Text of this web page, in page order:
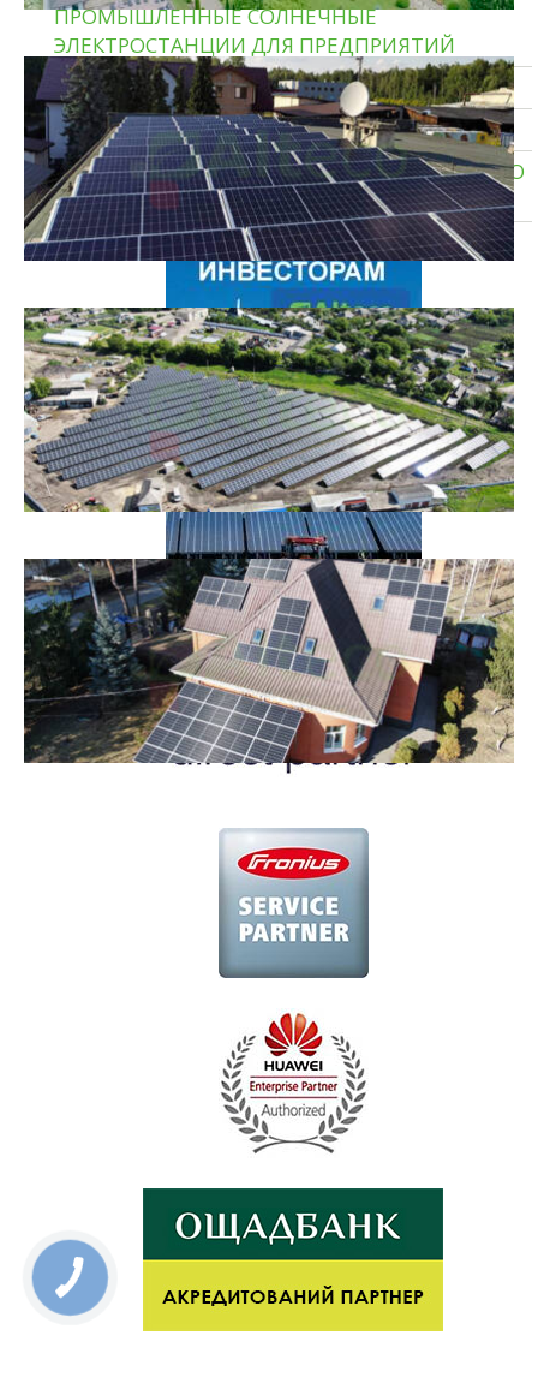
ПРОМЫШЛЕННЫЕ СОЛНЕЧНЫЕ
ЭЛЕКТРОСТАНЦИИ ДЛЯ ПРЕДПРИЯТИЙ
СОЛНЕЧНЫЕ ЭЛЕКТРОСТАНЦИИ ДЛЯ ДОМА
ТЕПЛОВЫЕ НАСОСЫ ЗЕМЛЯ — ВОДА
СИСТЕМЫ ХРАНЕНИЯ ЭНЕРГИИ И РЕЗЕРВНОГО
ПИТАНИЯ